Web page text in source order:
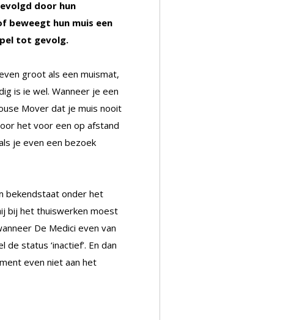
door hun
beweegt hun muis een
tot gevolg.
groot als een muismat,
is ie wel. Wanneer je een
Mover dat je muis nooit
het voor een op afstand
je even een bezoek
bekendstaat onder het
bij het thuiswerken moest
De Medici even van
status ‘inactief’. En dan
even niet aan het